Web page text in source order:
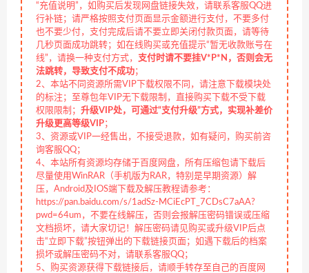
“充值说明”，如购买后发现网盘链接失效，请联系客服QQ进
行补链；请严格按照支付页面显示金额进行支付，不要多付
也不要少付，支付完成后请不要立即关闭付款页面，请等待
几秒页面成功跳转；如在线购买或充值提示“暂无收款账号在
线”，请换一种支付方式， 支付时请不要挂V*P*N，否则会无
法跳转，导致支付不成功；
2、本站不同资源所需VIP下载权限不同，请注意下载模块处
的标注；至尊包年VIP无下载限制，直接购买下载不受下载
权限限制； 升级VIP处，可通过“支付升级”方式，实现补差价
升级更高等级VIP；
3、资源或VIP一经售出，不接受退款，如有疑问，购买前咨
询客服QQ；
4、本站所有资源均存储于百度网盘，所有压缩包请下载后
尽量使用WinRAR（手机版为RAR，特别是早期资源）解
压，Android及IOS端下载及解压教程请参考：
https://pan.baidu.com/s/1adSz-MCiEcPT_7CDsC7aAA?
pwd=64um，不要在线解压，否则会报解压密码错误或压缩
文档损坏，请大家切记！解压密码请见购买或升级VIP后点
击“立即下载”按钮弹出的下载链接页面；如遇下载后的档案
损坏或解压密码不对，请联系客服QQ；
5、购买资源获得下载链接后，请顺手转存至自己的百度网